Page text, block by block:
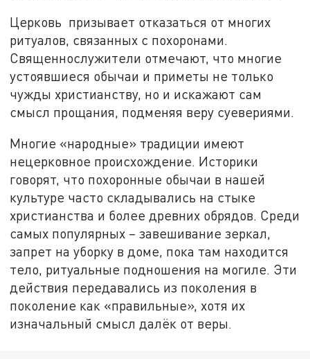
Церковь призывает отказаться от многих
ритуалов, связанных с похоронами.
Священнослужители отмечают, что многие
устоявшиеся обычаи и приметы не только
чужды христианству, но и искажают сам
смысл прощания, подменяя веру суевериями.
Многие «народные» традиции имеют
нецерковное происхождение. Историки
говорят, что похоронные обычаи в нашей
культуре часто складывались на стыке
христианства и более древних обрядов. Среди
самых популярных – завешивание зеркал,
запрет на уборку в доме, пока там находится
тело, ритуальные подношения на могиле. Эти
действия передавались из поколения в
поколение как «правильные», хотя их
изначальный смысл далёк от веры.